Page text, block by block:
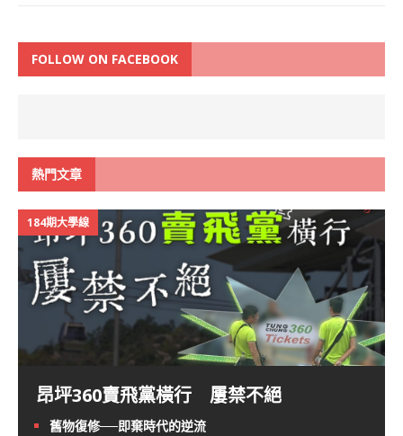
FOLLOW ON FACEBOOK
熱門文章
184期大學線
昂坪360賣飛黨橫行 屢禁不絕
舊物復修──即棄時代的逆流